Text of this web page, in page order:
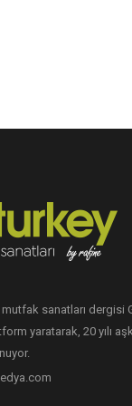
mutfak sanatları dergisi
yaratarak, 20 yılı